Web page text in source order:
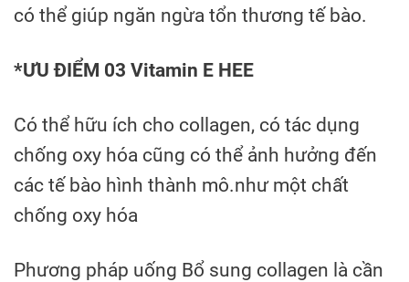
có thể giúp ngăn ngừa tổn thương tế bào.
*ƯU ĐIỂM 03 Vitamin E HEE
Có thể hữu ích cho collagen, có tác dụng
chống oxy hóa cũng có thể ảnh hưởng đến
các tế bào hình thành mô.như một chất
chống oxy hóa
Phương pháp uống Bổ sung collagen là cần